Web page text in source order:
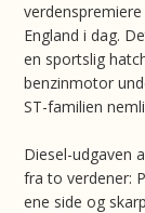
England i dag.
en sportslig
benzinmotor
ST-familien
Diesel-udgaven
fra to verdener:
ene side og